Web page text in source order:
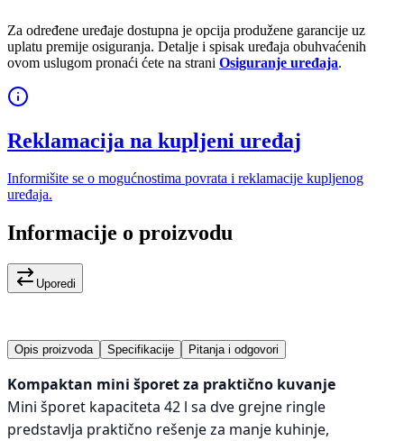
Za određene uređaje dostupna je opcija produžene garancije uz
uplatu premije osiguranja. Detalje i spisak uređaja obuhvaćenih
ovom uslugom pronaći ćete na strani Osiguranje uređaja.
Reklamacija na kupljeni uređaj
Informišite se o mogućnostima povrata i reklamacije kupljenog
uređaja.
Informacije o proizvodu
Uporedi
Opis proizvoda Specifikacije Pitanja i odgovori
Kompaktan mini šporet za praktično kuvanje
Mini šporet kapaciteta 42 l sa dve grejne ringle
predstavlja praktično rešenje za manje kuhinje,